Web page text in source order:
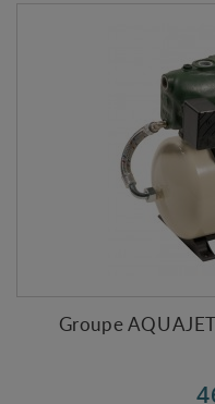
Groupe